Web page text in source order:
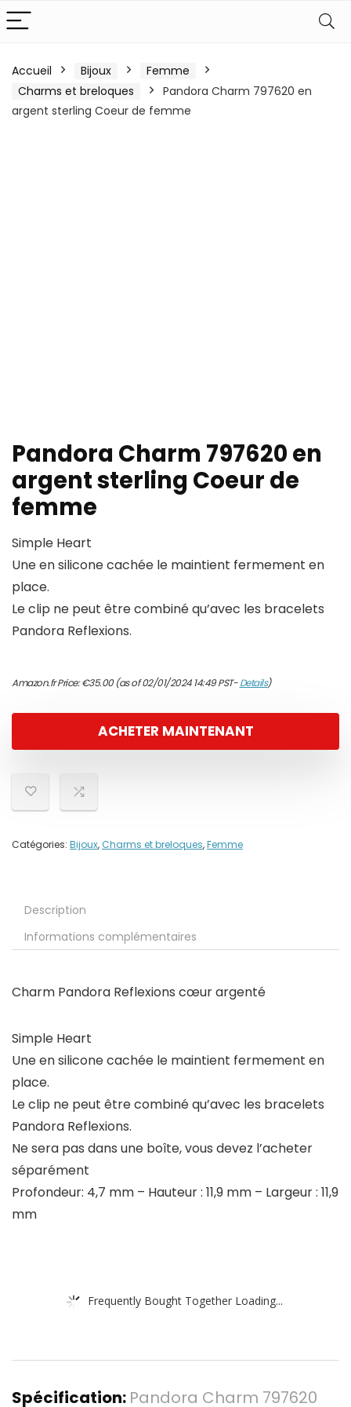
Accueil Bijoux
Femme
Charms et breloques
Pandora Charm 797620 en
argent sterling Coeur de femme
Pandora Charm 797620 en
argent sterling Coeur de
femme
Simple Heart
Une en silicone cachée le maintient fermement en
place.
Le clip ne peut être combiné qu’avec les bracelets
Pandora Reflexions.
Amazon.fr Price:€35.00(as of 02/01/2024 14:49 PST-Details)
ACHETER MAINTENANT
Catégories: Bijoux, Charms et breloques,Femme
Description
Informations complémentaires
Charm Pandora Reflexions cœur argenté
Simple Heart
Une en silicone cachée le maintient fermement en
place.
Le clip ne peut être combiné qu’avec les bracelets
Pandora Reflexions.
Ne sera pas dans une boîte, vous devez l’acheter
séparément
Profondeur: 4,7 mm – Hauteur : 11,9 mm – Largeur : 11,9
mm
Frequently Bought Together Loading...
Spécification: Pandora Charm 797620